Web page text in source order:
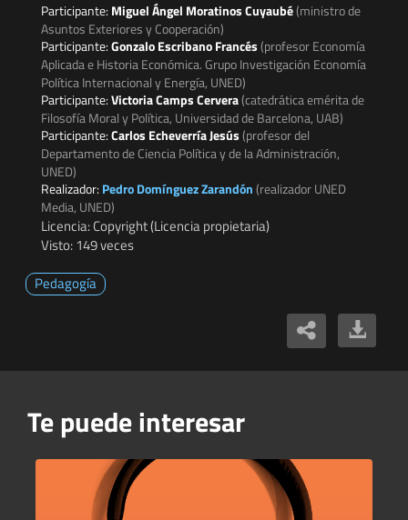
Participante: Miguel Ángel Moratinos Cuyaubé(ministro de
Asuntos Exteriores y Cooperación)
Participante:Gonzalo Escribano Francés(profesor Economía
Aplicada e Historia Económica. Grupo Investigación Economía
Política Internacional y Energía, UNED)
Participante:Victoria Camps Cervera(catedrática emérita de
Filosofía Moral y Política, Universidad de Barcelona, UAB)
Participante:Carlos Echeverría Jesús(profesor del
Departamento de Ciencia Política y de la Administración,
UNED)
Realizador: Pedro Domínguez Zarandón(realizador UNED
Media, UNED)
Licencia: Copyright (Licencia propietaria)
Visto: 149 veces
Pedagogía
Te puede interesar